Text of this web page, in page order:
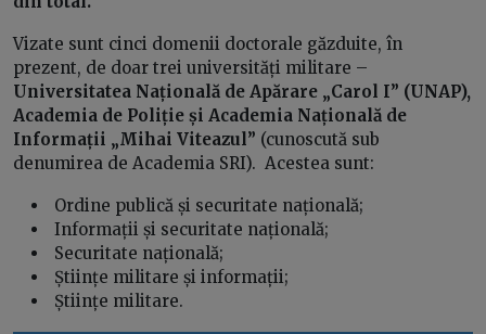
Vizate sunt cinci domenii doctorale găzduite, în
prezent, de doar trei universități militare –
Universitatea Națională de Apărare „Carol I” (UNAP),
Academia de Poliție și Academia Națională de
Informații „Mihai Viteazul” (cunoscută sub
denumirea de Academia SRI). Acestea sunt:
Ordine publică și securitate națională;
Informații și securitate națională;
Securitate națională;
Științe militare și informații;
Științe militare.